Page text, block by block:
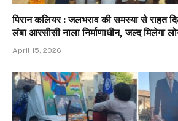
पिरान कलियर : जलभराव की समस्या से राहत
लंबा आरसीसी नाला निर्माणाधीन, जल्द मिलेगा
April 15, 2026